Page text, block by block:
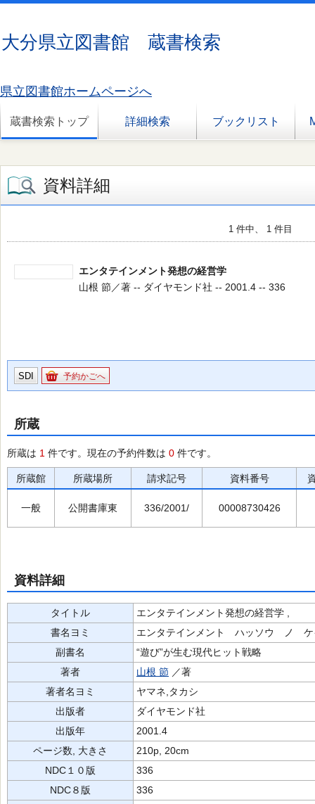
大分県立図書館 蔵書検索
県立図書館ホームページへ
蔵書検索トップ 詳細検索 ブックリスト
資料詳細
1 件中、 1 件目
エンタテインメント発想の経営学
山根 節／著 -- ダイヤモンド社 -- 2001.4 -- 336
SDI 予約かごへ
所蔵
所蔵は 1 件です。現在の予約件数は 0 件です。
所蔵館 所蔵場所 請求記号 資料番号
一般 公開書庫東 336/2001/ 00008730426
資料詳細
タイトル
エンタテインメント発想の経営学 ,
書名ヨミ
エンタテインメント ハッソウ ノ ケ
副書名
“遊び”が生む現代ヒット戦略
著者
山根 節 ／著
著者名ヨミ
ヤマネ,タカシ
出版者
ダイヤモンド社
出版年
2001.4
ページ数, 大きさ
210p, 20cm
NDC１０版
336
NDC８版
336